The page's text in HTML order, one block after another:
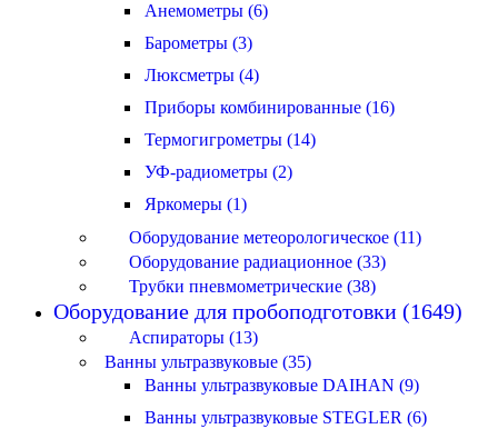
Анемометры (6)
Барометры (3)
Люксметры (4)
Приборы комбинированные (16)
Термогигрометры (14)
УФ-радиометры (2)
Яркомеры (1)
Оборудование метеорологическое (11)
Оборудование радиационное (33)
Трубки пневмометрические (38)
Оборудование для пробоподготовки (1649)
Аспираторы (13)
Ванны ультразвуковые (35)
Ванны ультразвуковые DAIHAN (9)
Ванны ультразвуковые STEGLER (6)